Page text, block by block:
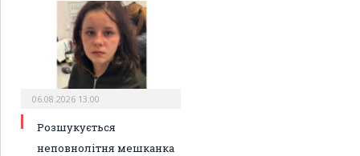
06.08.2026 13:00
Розшукується
неповнолітня мешканка